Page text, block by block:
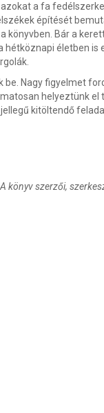
a fa
építését
könyvben. Bár a
életben is
be. Nagy figyelmet
helyeztünk el
kitöltendő
A könyv szerzői,